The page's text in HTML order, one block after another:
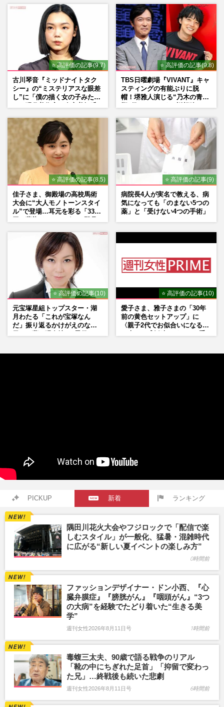
⭐ 高評価の記事(9.7)
古川琴音『ミッドナイトタク
シー』の“ミステリアスな眼差
し”に「僕の描く女の子みた
⭐ 高評価の記事(9.8)
TBS日曜劇場『VIVANT』キャ
スティングの有能ぶりに脱
帽！堺雅人演じる“乃木の青年
マン長男・櫻井海音だった
⭐ 高評価の記事(8.5)
佳子さま、御殿場の高校馬術
大会に“大人モノトーンスタイ
ル”で登場…耳元を彩る「3300
⭐ 高評価の記事(9)
病院長4人が実名で教える、病
気になっても「のまない5つの
薬」と「受けない4つの手術」
⭐ 高評価の記事(10)
元宝塚星組トップスター・湖
月わたる「これが宝塚なん
だ」振り返るかけがえのない
⭐ 高評価の記事(10)
愛子さま、雅子さまの「30年
前の黄色セットアップ」に
〈親子2代でお似合いになる〉
PICKUP 新着 ランキング
隅田川花火大会やフジロックで「配信で楽
しむスタイル」が一般化、猛暑・混雑時代
に広がる“新しい夏イベントの楽しみ方”
0時間前
ファッションデザイナー・ドン小西、『心
臓弁膜症』『膀胱がん』『咽頭がん』“3つ
の大病”を経験でたどり着いた“生きる美
学”
週刊女性2026年8月11日号 1時間前
毒蝮三太夫、90歳で語る戦争のリアル
「靴の中にちぎれた足首」「抑留で変わっ
た兄」…終戦後も続いた悲劇
週刊女性2026年8月11日号 6時間前